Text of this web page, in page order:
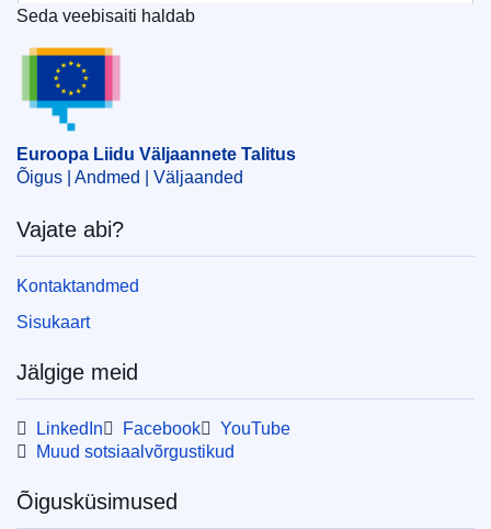
laienemisläbirääkimiste peadirektoraat
Teema:
,Euroopa naabruspoliitika
makromajanduslik finantsabi ,Ukraina
abi
CELEX : 52023PC0338
IMMC : COM(2023)338 final
COMNAT : COM_2023_0338_FIN
Euroopa Liidu Väljaannete Talitus
Seda veebisaiti haldab
Euroopa Liidu Väljaannete Talitus
Õigus | Andmed | Väljaanded
Vajate abi?
Kontaktandmed
Sisukaart
Jälgige meid
LinkedIn Facebook
YouTube
Muud sotsiaalvõrgustikud
Õigusküsimused